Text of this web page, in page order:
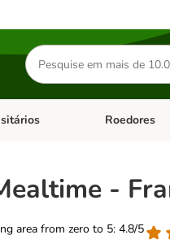
Pesquisar
produtos
de categoria: Dieta Vet.Abrir menu de
Roedores
-
area from zero to 5: 4.8/5